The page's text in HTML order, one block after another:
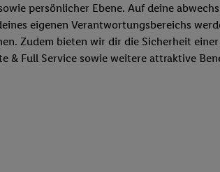
persönlicher Ebene. Auf deine
eigenen Verantwortungsbereichs
Zudem bieten wir dir die Sicherheit
Full Service sowie weitere attraktive